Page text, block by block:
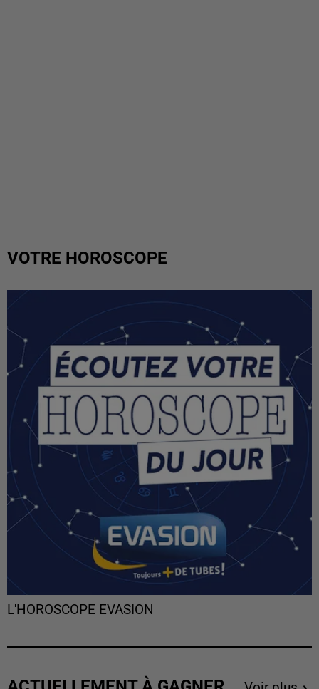
VOTRE HOROSCOPE
L'HOROSCOPE EVASION